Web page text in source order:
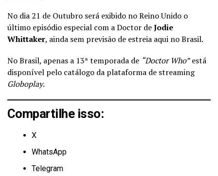
No dia 21 de Outubro será exibido no Reino Unido o
último episódio especial com a Doctor deJodie
Whittaker, ainda sem previsão de estreia aqui no Brasil.
No Brasil, apenas a 13ª temporada de “Doctor Who”está
disponível pelo catálogo da plataforma de streaming
Globoplay.
Compartilhe isso:
X
WhatsApp
Telegram